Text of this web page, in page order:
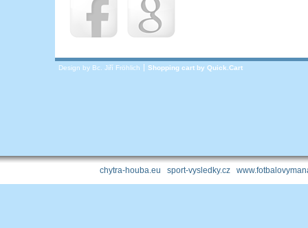
Design by Bc. Jiří Fröhlich Shopping cart by Quick.Cart
chytra-houba.eu sport-vysledky.cz